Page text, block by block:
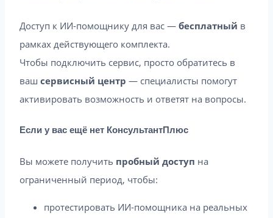
Доступ к ИИ-помощнику для вас — бесплатный в
рамках действующего комплекта.
Чтобы подключить сервис, просто обратитесь в
ваш сервисный центр — специалисты помогут
активировать возможность и ответят на вопросы.
Если у вас ещё нет КонсультантПлюс
Вы можете получить пробный доступ на
ограниченный период, чтобы:
протестировать ИИ-помощника на реальных